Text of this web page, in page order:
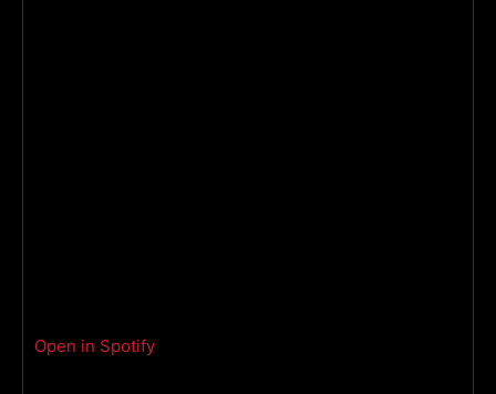
Open in Spotify